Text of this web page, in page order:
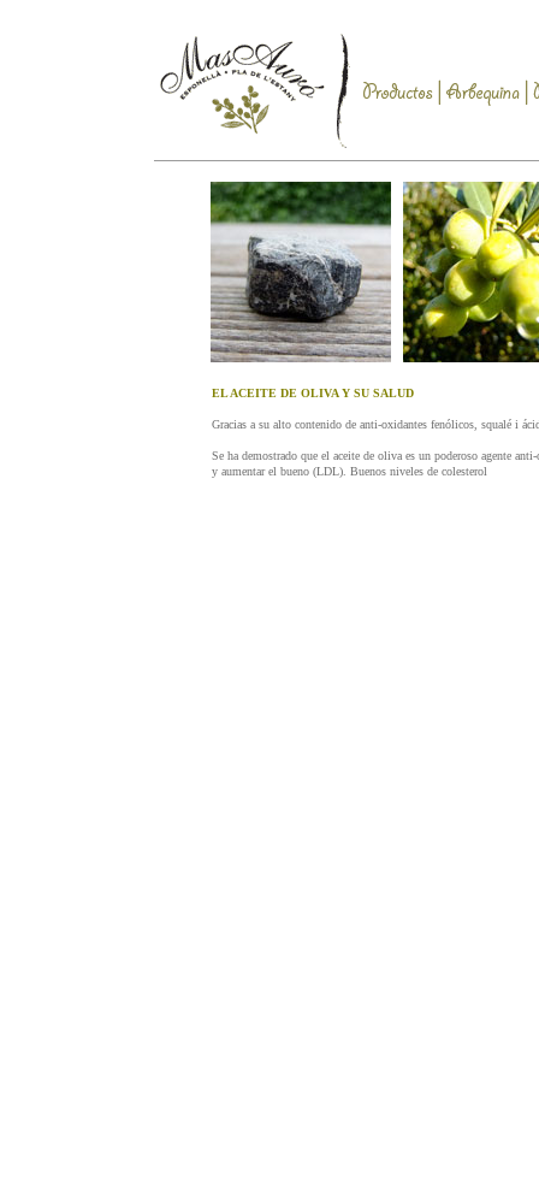
EL ACEITE DE OLIVA Y SU SALUD
Gracias a su alto contenido de anti-oxidantes fenólicos, squalé i
Se ha demostrado que el aceite de oliva es un poderoso agente
y aumentar el bueno (LDL). Buenos niveles de colesterol